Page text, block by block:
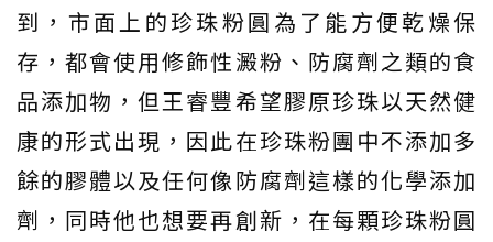
到，市面上的珍珠粉圓為了能方便乾燥保
存，都會使用修飾性澱粉、防腐劑之類的食
品添加物，但王睿豐希望膠原珍珠以天然健
康的形式出現，因此在珍珠粉團中不添加多
餘的膠體以及任何像防腐劑這樣的化學添加
劑，同時他也想要再創新，在每顆珍珠粉圓